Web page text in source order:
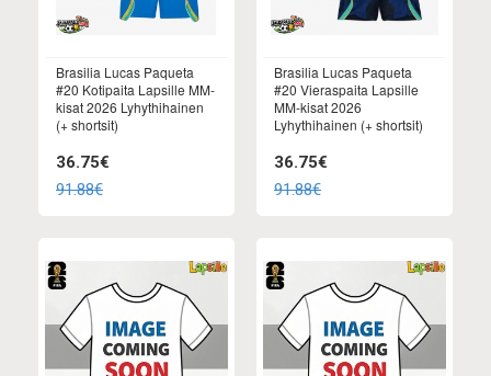
Brasilia Lucas Paqueta
#20 Kotipaita Lapsille MM-
kisat 2026 Lyhythihainen
(+ shortsit)
36.75€
91.88€
Brasilia Lucas Paqueta
#20 Vieraspaita Lapsille
MM-kisat 2026
Lyhythihainen (+ shortsit)
36.75€
91.88€